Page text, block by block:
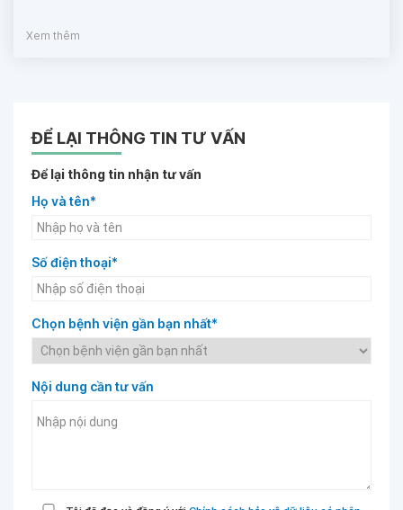
Xem thêm
ĐỂ LẠI THÔNG TIN TƯ VẤN
Để lại thông tin nhận tư vấn
Họ và tên*
Số điện thoại*
Chọn bệnh viện gần bạn nhất*
Nội dung cần tư vấn